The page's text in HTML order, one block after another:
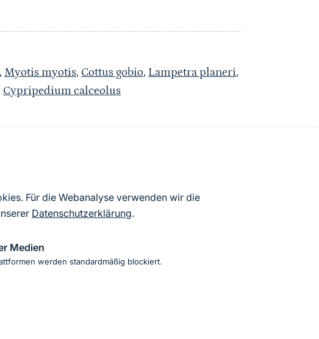
Für die Webanalyse verwenden wir die
Datenschutzerklärung.
Medien
werden standardmäßig blockiert.
, Myotis myotis, Cottus gobio, Lampetra planeri,
Cypripedium calceolus
Deutschlands (Stand:
die zur Veröffentlichung freigegebenen